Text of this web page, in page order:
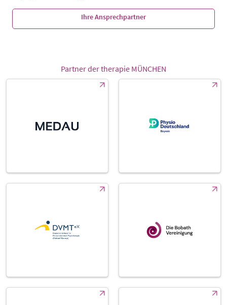
Ihre Ansprechpartner
Partner der therapie MÜNCHEN